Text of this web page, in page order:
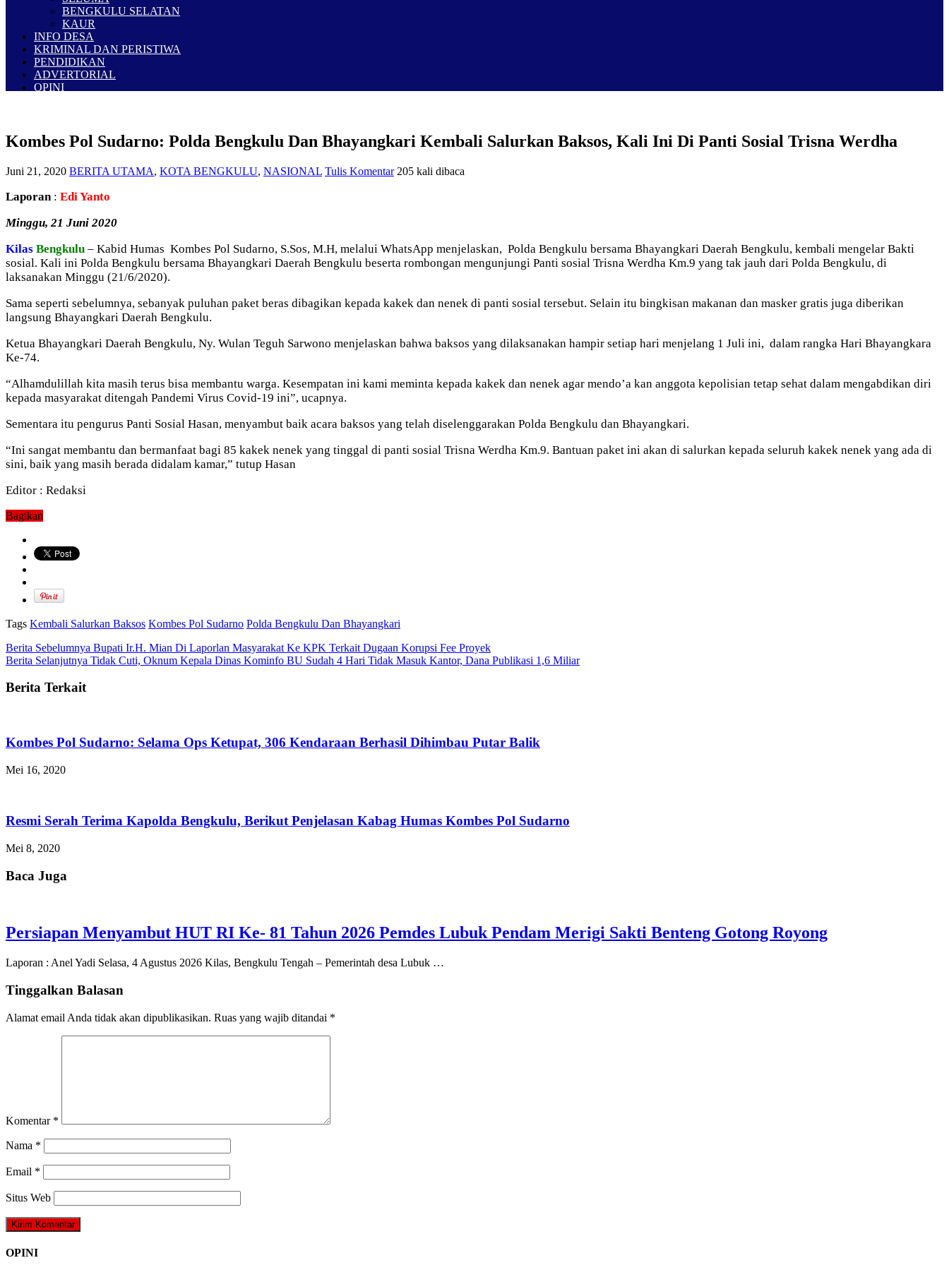
BENGKULU SELATAN
KAUR
INFO DESA
KRIMINAL DAN PERISTIWA
PENDIDIKAN
ADVERTORIAL
OPINI
Kombes Pol Sudarno: Polda Bengkulu Dan Bhayangkari Kembali Salurkan Baksos, Kali Ini Di Panti Sosial Trisna Werdha
Juni 21, 2020 BERITA UTAMA, KOTA BENGKULU, NASIONAL Tulis Komentar 205 kali dibaca
Laporan : Edi Yanto
Minggu, 21 Juni 2020
Kilas Bengkulu – Kabid Humas Kombes Pol Sudarno, S.Sos, M.H, melalui WhatsApp menjelaskan, Polda Bengkulu bersama Bhayangkari Daerah Bengkulu, kembali mengelar Bakti
sosial. Kali ini Polda Bengkulu bersama Bhayangkari Daerah Bengkulu beserta rombongan mengunjungi Panti sosial Trisna Werdha Km.9 yang tak jauh dari Polda Bengkulu, di
laksanakan Minggu (21/6/2020).
Sama seperti sebelumnya, sebanyak puluhan paket beras dibagikan kepada kakek dan nenek di panti sosial tersebut. Selain itu bingkisan makanan dan masker gratis juga diberikan
langsung Bhayangkari Daerah Bengkulu.
Ketua Bhayangkari Daerah Bengkulu, Ny. Wulan Teguh Sarwono menjelaskan bahwa baksos yang dilaksanakan hampir setiap hari menjelang 1 Juli ini, dalam rangka Hari Bhayangkara
Ke-74.
“Alhamdulillah kita masih terus bisa membantu warga. Kesempatan ini kami meminta kepada kakek dan nenek agar mendo’a kan anggota kepolisian tetap sehat dalam mengabdikan diri
kepada masyarakat ditengah Pandemi Virus Covid-19 ini”, ucapnya.
Sementara itu pengurus Panti Sosial Hasan, menyambut baik acara baksos yang telah diselenggarakan Polda Bengkulu dan Bhayangkari.
“Ini sangat membantu dan bermanfaat bagi 85 kakek nenek yang tinggal di panti sosial Trisna Werdha Km.9. Bantuan paket ini akan di salurkan kepada seluruh kakek nenek yang ada di
sini, baik yang masih berada didalam kamar,” tutup Hasan
Editor : Redaksi
Bagikan
Tags Kembali Salurkan Baksos Kombes Pol Sudarno Polda Bengkulu Dan Bhayangkari
Berita Sebelumnya Bupati Ir.H. Mian Di Laporlan Masyarakat Ke KPK Terkait Dugaan Korupsi Fee Proyek
Berita Selanjutnya Tidak Cuti, Oknum Kepala Dinas Kominfo BU Sudah 4 Hari Tidak Masuk Kantor, Dana Publikasi 1,6 Miliar
Berita Terkait
Kombes Pol Sudarno: Selama Ops Ketupat, 306 Kendaraan Berhasil Dihimbau Putar Balik
Mei 16, 2020
Resmi Serah Terima Kapolda Bengkulu, Berikut Penjelasan Kabag Humas Kombes Pol Sudarno
Mei 8, 2020
Baca Juga
Persiapan Menyambut HUT RI Ke- 81 Tahun 2026 Pemdes Lubuk Pendam Merigi Sakti Benteng Gotong Royong
Laporan : Anel Yadi Selasa, 4 Agustus 2026 Kilas, Bengkulu Tengah – Pemerintah desa Lubuk …
Tinggalkan Balasan
Alamat email Anda tidak akan dipublikasikan. Ruas yang wajib ditandai *
Komentar *
Nama *
Email *
Situs Web
OPINI